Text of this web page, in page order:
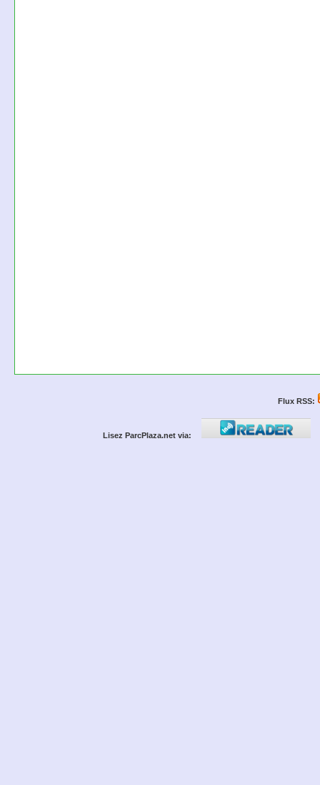
Flux RSS:
Lisez ParcPlaza.net via: